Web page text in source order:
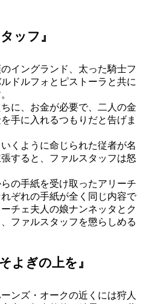
ッフ』
イングランド、太った騎士フ
ドルフォとピストーラと共に
に、お金が必要で、二人の金
手に入れるつもりだと告げま
くように命じられた従者が名
すると、ファルスタッフは怒
の手紙を受け取ったアリーチ
ぞれの手紙が全く同じ内容で
チェ夫人の娘ナンネッタとク
ファルスタッフを懲らしめる
よぎの上を』
ンズ・オークの近くには狩人